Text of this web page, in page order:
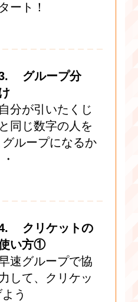
タート！
グループ分
自分が引いたくじ
と同じ数字の人を
ループになるか
クリケットの
い方①
速グループで協
して、クリケッ
う